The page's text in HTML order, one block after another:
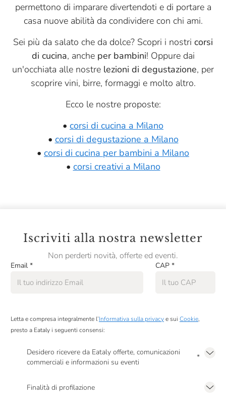
permettono di imparare divertendoti e di portare a
casa nuove abilità da condividere con chi ami.
Sei più da salato che da dolce? Scopri i nostri corsi
di cucina, anche per bambini! Oppure dai
un'occhiata alle nostre lezioni di degustazione, per
scoprire vini, birre, formaggi e molto altro.
Ecco le nostre proposte:
• corsi di cucina a Milano
• corsi di degustazione a Milano
• corsi di cucina per bambini a Milano
• corsi creativi a Milano
Iscriviti alla nostra newsletter
Non perderti novità, offerte ed eventi.
Email * CAP *
Letta e compresa integralmente l’Informativa sulla privacye sui Cookie,
presto a Eataly i seguenti consensi:
Desidero ricevere da Eataly offerte, comunicazioni
commerciali e informazioni su eventi
*
Finalità di profilazione